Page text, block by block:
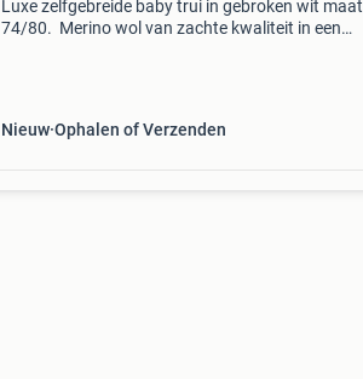
Luxe zelfgebreide baby trui in gebroken wit maat
74/80. Merino wol van zachte kwaliteit in een
Nieuw Ophalen of Verzenden